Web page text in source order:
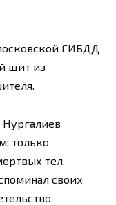
ГИБДД
щит из
только
тел.
своих